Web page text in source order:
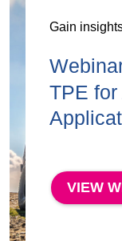
Gain
TPE
VIEW